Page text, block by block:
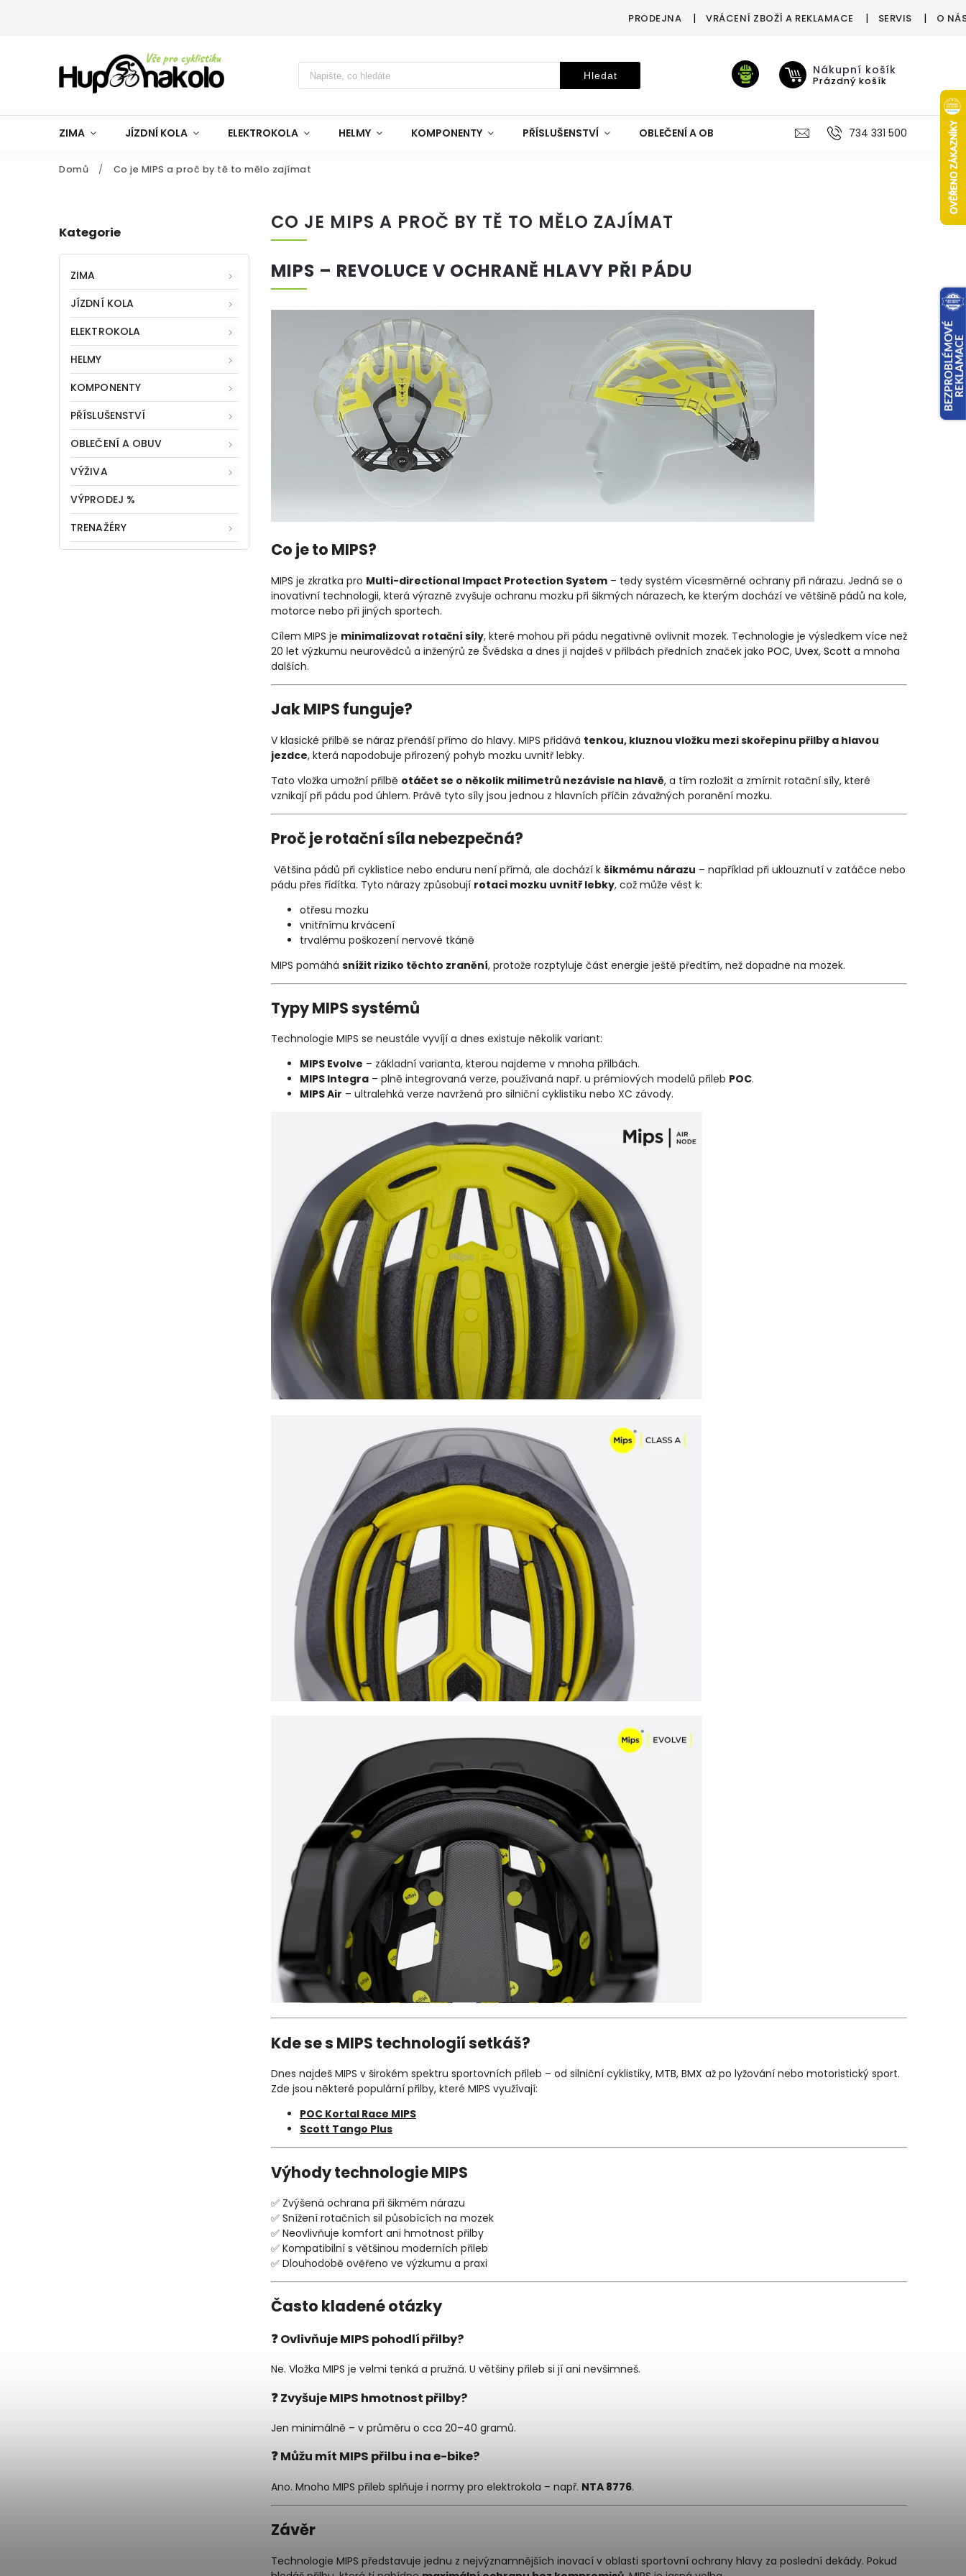
PRODEJNA VRÁCENÍ ZBOŽÍ A REKLAMACE SERVIS O
Hledat Nákupní košík
Prázdný košík
ZIMA JÍZDNÍ KOLA ELEKTROKOLA HELMY KOMPONENTY PŘÍSLUŠENSTVÍ OBLEČENÍ A OBUV VÝŽIVA VÝPRODEJ %
734 331 500
Domů / Co je MIPS a proč by tě to mělo zajímat
Kategorie
ZIMA
JÍZDNÍ KOLA
ELEKTROKOLA
HELMY
KOMPONENTY
PŘÍSLUŠENSTVÍ
OBLEČENÍ A OBUV
VÝŽIVA
VÝPRODEJ %
TRENAŽÉRY
CO JE MIPS A PROČ BY TĚ TO MĚLO ZAJÍMAT
MIPS – REVOLUCE V OCHRANĚ HLAVY PŘI PÁDU
Co je to MIPS?
MIPS je zkratka pro Multi-directional Impact Protection System – tedy systém vícesměrné ochrany při nárazu. Jedná se o
inovativní technologii, která výrazně zvyšuje ochranu mozku při šikmých nárazech, ke kterým dochází ve většině pádů na kole,
motorce nebo při jiných sportech.
Cílem MIPS je minimalizovat rotační síly, které mohou při pádu negativně ovlivnit mozek. Technologie je výsledkem více než
20 let výzkumu neurovědců a inženýrů ze Švédska a dnes ji najdeš v přilbách předních značek jako POC, Uvex, Scott a mnoha
dalších.
Jak MIPS funguje?
V klasické přilbě se náraz přenáší přímo do hlavy. MIPS přidává tenkou, kluznou vložku mezi skořepinu přilby a hlavou
jezdce, která napodobuje přirozený pohyb mozku uvnitř lebky.
Tato vložka umožní přilbě otáčet se o několik milimetrů nezávisle na hlavě, a tím rozložit a zmírnit rotační síly, které
vznikají při pádu pod úhlem. Právě tyto síly jsou jednou z hlavních příčin závažných poranění mozku.
Proč je rotační síla nebezpečná?
Většina pádů při cyklistice nebo enduru není přímá, ale dochází k šikmému nárazu – například při uklouznutí v zatáčce nebo
pádu přes řídítka. Tyto nárazy způsobují rotaci mozku uvnitř lebky, což může vést k:
otřesu mozku
vnitřnímu krvácení
trvalému poškození nervové tkáně
MIPS pomáhá snížit riziko těchto zranění, protože rozptyluje část energie ještě předtím, než dopadne na mozek.
Typy MIPS systémů
Technologie MIPS se neustále vyvíjí a dnes existuje několik variant:
MIPS Evolve – základní varianta, kterou najdeme v mnoha přilbách.
MIPS Integra – plně integrovaná verze, používaná např. u prémiových modelů přileb POC.
MIPS Air – ultralehká verze navržená pro silniční cyklistiku nebo XC závody.
Kde se s MIPS technologií setkáš?
Dnes najdeš MIPS v širokém spektru sportovních přileb – od silniční cyklistiky, MTB, BMX až po lyžování nebo motoristický sport.
Zde jsou některé populární přilby, které MIPS využívají:
POC Kortal Race MIPS
Scott Tango Plus
Výhody technologie MIPS
✅ Zvýšená ochrana při šikmém nárazu
✅ Snížení rotačních sil působících na mozek
✅ Neovlivňuje komfort ani hmotnost přilby
✅ Kompatibilní s většinou moderních přileb
✅ Dlouhodobě ověřeno ve výzkumu a praxi
Často kladené otázky
❓ Ovlivňuje MIPS pohodlí přilby?
Ne. Vložka MIPS je velmi tenká a pružná. U většiny přileb si jí ani nevšimneš.
❓ Zvyšuje MIPS hmotnost přilby?
Jen minimálně – v průměru o cca 20–40 gramů.
❓ Můžu mít MIPS přilbu i na e-bike?
Ano. Mnoho MIPS přileb splňuje i normy pro elektrokola – např. NTA 8776.
Závěr
Technologie MIPS představuje jednu z nejvýznamnějších inovací v oblasti sportovní ochrany hlavy za poslední dekády. Pokud